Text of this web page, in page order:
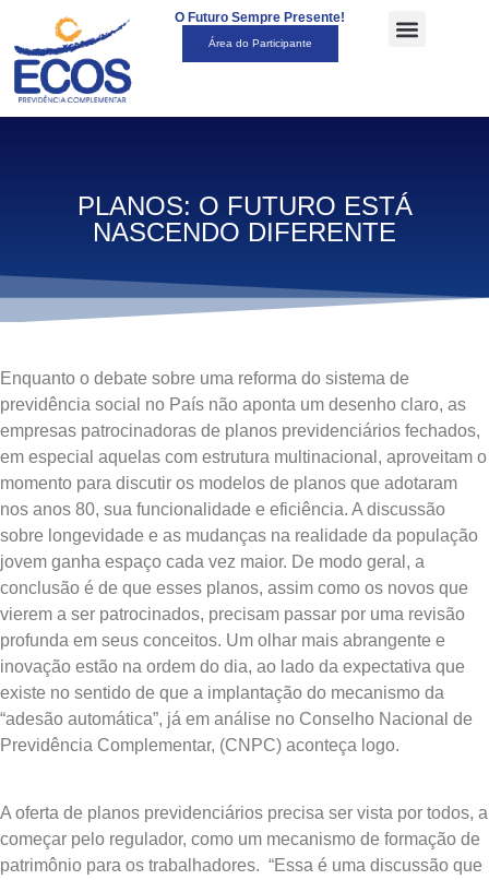
O Futuro Sempre Presente!
Área do Participante
PLANOS: O FUTURO ESTÁ
NASCENDO DIFERENTE
Enquanto o debate sobre uma reforma do sistema de
previdência social no País não aponta um desenho claro, as
empresas patrocinadoras de planos previdenciários fechados,
em especial aquelas com estrutura multinacional, aproveitam o
momento para discutir os modelos de planos que adotaram
nos anos 80, sua funcionalidade e eficiência. A discussão
sobre longevidade e as mudanças na realidade da população
jovem ganha espaço cada vez maior. De modo geral, a
conclusão é de que esses planos, assim como os novos que
vierem a ser patrocinados, precisam passar por uma revisão
profunda em seus conceitos. Um olhar mais abrangente e
inovação estão na ordem do dia, ao lado da expectativa que
existe no sentido de que a implantação do mecanismo da
“adesão automática”, já em análise no Conselho Nacional de
Previdência Complementar, (CNPC) aconteça logo.
A oferta de planos previdenciários precisa ser vista por todos, a
começar pelo regulador, como um mecanismo de formação de
patrimônio para os trabalhadores. “Essa é uma discussão que